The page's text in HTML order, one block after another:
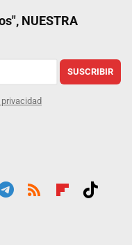
NUESTRA
SUSCRIBIR